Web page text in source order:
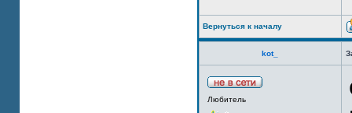
Вернуться к началу
kot_
Любитель